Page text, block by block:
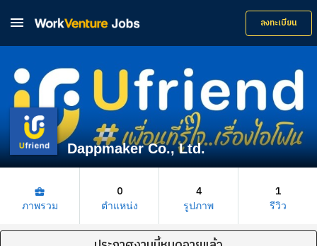
 ลงทะเบียน
Dappmaker Co., Ltd.
business_center
ภาพรวม
0
ตำแหน่ง
4
รูปภาพ
1
รีวิว